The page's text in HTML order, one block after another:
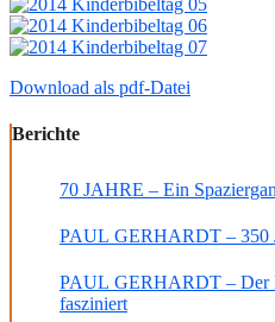
Download als pdf-Datei
Berichte
70 JAHRE – Ein
PAUL GERHARDT – 350
PAUL GERHARDT – Der
fasziniert